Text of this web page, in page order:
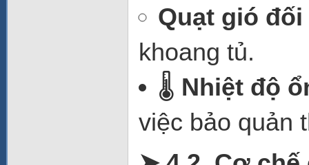
Quạt gió
khoang tủ.
🌡️ Nhiệt độ
việc bảo quản